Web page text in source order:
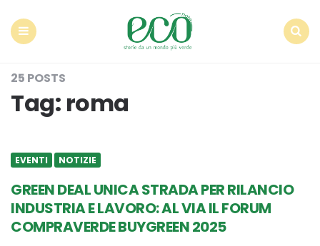
25 POSTS
Tag: roma
EVENTI NOTIZIE
GREEN DEAL UNICA STRADA PER RILANCIO
INDUSTRIA E LAVORO: AL VIA IL FORUM
COMPRAVERDE BUYGREEN 2025